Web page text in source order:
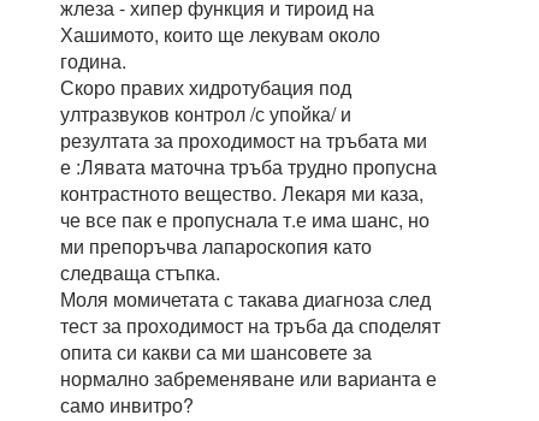
жлеза - хипер функция и тироид на
Хашимото, които ще лекувам около
година.
Скоро правих хидротубация под
ултразвуков контрол /с упойка/ и
резултата за проходимост на тръбата ми
е :Лявата маточна тръба трудно пропусна
контрастното вещество. Лекаря ми каза,
че все пак е пропуснала т.е има шанс, но
ми препоръчва лапароскопия като
следваща стъпка.
Моля момичетата с такава диагноза след
тест за проходимост на тръба да споделят
опита си какви са ми шансовете за
нормално забременяване или варианта е
само инвитро?